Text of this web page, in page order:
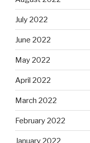
July 2022
June 2022
May 2022
April 2022
March 2022
February 2022
January 2022